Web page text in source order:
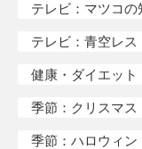
テレビ：マツコの
テレビ：青空レス
健康・ダイエット
季節：クリスマス
季節：ハロウィン